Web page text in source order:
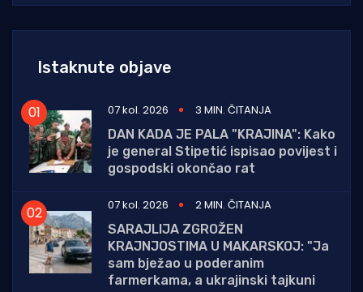
Istaknute objave
07 kol. 2026
3 MIN. ČITANJA
DAN KADA JE PALA "KRAJINA": Kako
je general Stipetić ispisao povijest i
gospodski okončao rat
07 kol. 2026
2 MIN. ČITANJA
SARAJLIJA ZGROŽEN
KRAJNJOSTIMA U MAKARSKOJ: "Ja
sam bježao u poderanim
farmerkama, a ukrajinski tajkuni